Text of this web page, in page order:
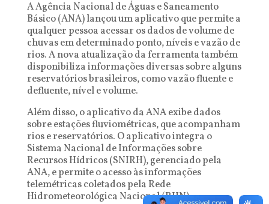
A Agência Nacional de Águas e Saneamento
Básico (ANA) lançou um aplicativo que permite a
qualquer pessoa acessar os dados de volume de
chuvas em determinado ponto, níveis e vazão de
rios. A nova atualização da ferramenta também
disponibiliza informações diversas sobre alguns
reservatórios brasileiros, como vazão fluente e
defluente, nível e volume.
Além disso, o aplicativo da ANA exibe dados
sobre estações fluviométricas, que acompanham
rios e reservatórios. O aplicativo integra o
Sistema Nacional de Informações sobre
Recursos Hídricos (SNIRH), gerenciado pela
ANA, e permite o acesso às informações
telemétricas coletados pela Rede
Hidrometeorológica Nacional (RHN).